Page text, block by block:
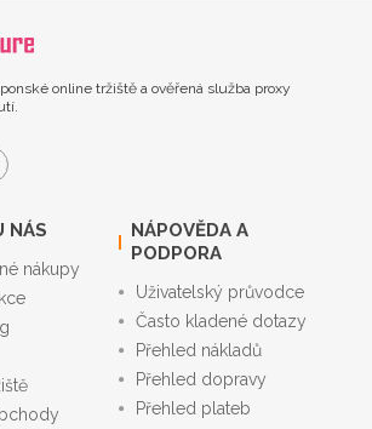
online tržiště a ověřená služba proxy
NÁS
nákupy
NÁPOVĚDA A
PODPORA
Uživatelský průvodce
Často kladené dotazy
Přehled nákladů
Přehled dopravy
Přehled plateb